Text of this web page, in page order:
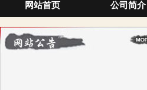
网站首页 公司简介